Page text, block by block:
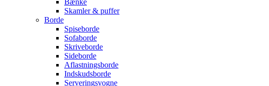
Bænke
Skamler & puffer
Borde
Spiseborde
Sofaborde
Skriveborde
Sideborde
Aflastningsborde
Indskudsborde
Serveringsvogne